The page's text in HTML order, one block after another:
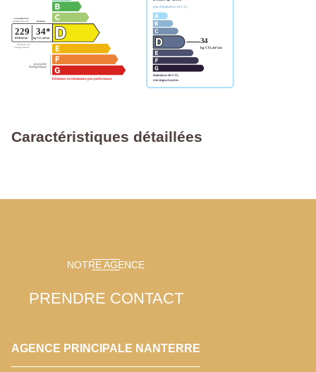
Caractéristiques détaillées
NOTRE AGENCE
PRENDRE CONTACT
AGENCE PRINCIPALE NANTERRE